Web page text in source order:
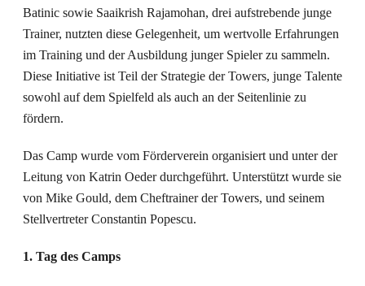
Batinic sowie Saaikrish Rajamohan, drei aufstrebende junge
Trainer, nutzten diese Gelegenheit, um wertvolle Erfahrungen
im Training und der Ausbildung junger Spieler zu sammeln.
Diese Initiative ist Teil der Strategie der Towers, junge Talente
sowohl auf dem Spielfeld als auch an der Seitenlinie zu
fördern.
Das Camp wurde vom Förderverein organisiert und unter der
Leitung von Katrin Oeder durchgeführt. Unterstützt wurde sie
von Mike Gould, dem Cheftrainer der Towers, und seinem
Stellvertreter Constantin Popescu.
1. Tag des Camps